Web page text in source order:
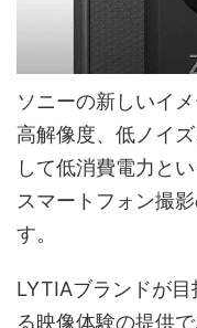
ソニーの新しいイ
高解像度、低ノイ
して低消費電力と
スマートフォン撮
す。
LYTIAブランドが目
る映像体験の提供